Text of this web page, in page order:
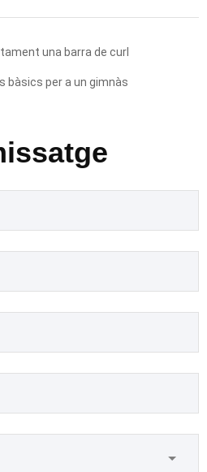
una barra de curl
bàsics per a un gimnàs